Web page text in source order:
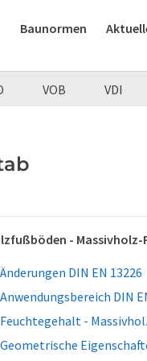
Baunormen
VOB VDI
-
Änderungen DIN EN 13226
Anwendungsbereich DIN
Feuchtegehalt -
Geometrische